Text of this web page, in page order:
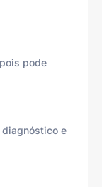
pode
diagnóstico e